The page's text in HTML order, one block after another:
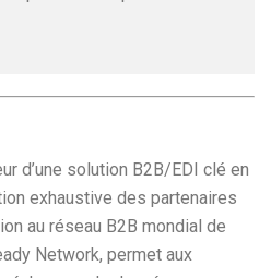
d’une solution B2B/EDI clé en
exhaustive des partenaires
au réseau B2B mondial de
Network, permet aux